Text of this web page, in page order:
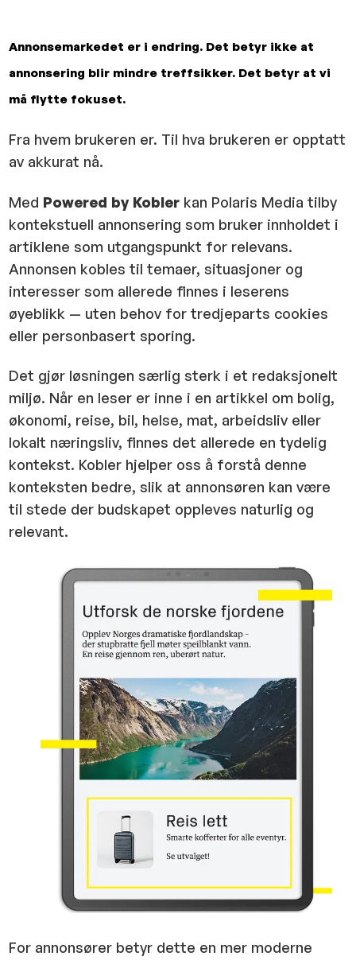
Annonsemarkedet er i endring. Det betyr ikke at
annonsering blir mindre treffsikker. Det betyr at vi
må flytte fokuset.
Fra hvem brukeren er. Til hva brukeren er opptatt
av akkurat nå.
Med Powered by Kobler kan Polaris Media tilby
kontekstuell annonsering som bruker innholdet i
artiklene som utgangspunkt for relevans.
Annonsen kobles til temaer, situasjoner og
interesser som allerede finnes i leserens
øyeblikk — uten behov for tredjeparts cookies
eller personbasert sporing.
Det gjør løsningen særlig sterk i et redaksjonelt
miljø. Når en leser er inne i en artikkel om bolig,
økonomi, reise, bil, helse, mat, arbeidsliv eller
lokalt næringsliv, finnes det allerede en tydelig
kontekst. Kobler hjelper oss å forstå denne
konteksten bedre, slik at annonsøren kan være
til stede der budskapet oppleves naturlig og
relevant.
For annonsører betyr dette en mer moderne